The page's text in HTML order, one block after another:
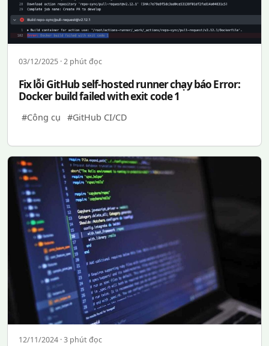
03/12/2025 · 2 phút đọc
Fix lỗi GitHub self-hosted runner chạy báo Error:
Docker build failed with exit code 1
#Công cụ #GitHub CI/CD
12/11/2024 · 3 phút đọc